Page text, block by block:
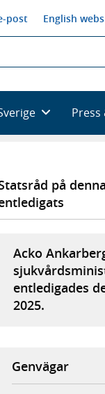
post English
på
Acko
entledigades
2025.
Genvägar